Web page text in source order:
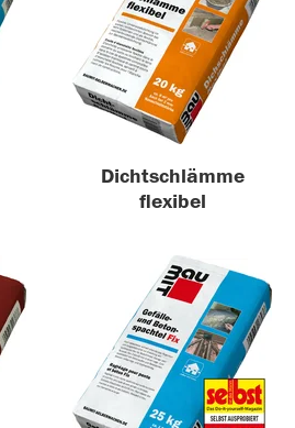
Dichtschlämme
flexibel